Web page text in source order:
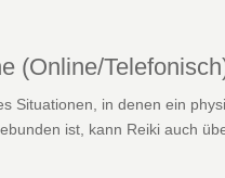
(Online/
Situationen, in denen ein
ist, kann Reiki auch